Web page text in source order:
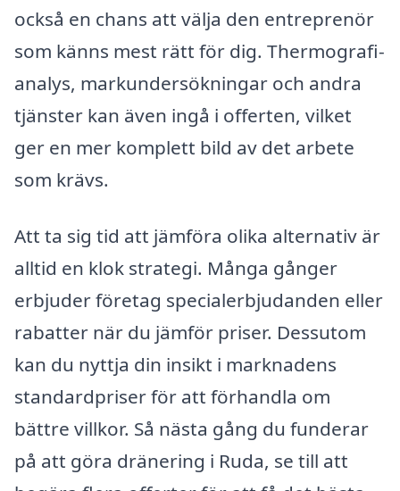
också en chans att välja den entreprenör
som känns mest rätt för dig. Thermografi-
analys, markundersökningar och andra
tjänster kan även ingå i offerten, vilket
ger en mer komplett bild av det arbete
som krävs.
Att ta sig tid att jämföra olika alternativ är
alltid en klok strategi. Många gånger
erbjuder företag specialerbjudanden eller
rabatter när du jämför priser. Dessutom
kan du nyttja din insikt i marknadens
standardpriser för att förhandla om
bättre villkor. Så nästa gång du funderar
på att göra dränering i Ruda, se till att